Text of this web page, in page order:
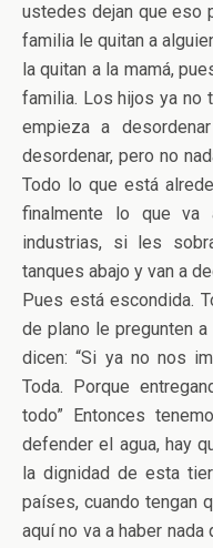
ustedes dejan que eso
familia le quitan a
la quitan a la mamá,
familia. Los hijos ya no
empieza a
desordenar, pero no
Todo lo que está
finalmente lo que va
industrias, si les
tanques abajo y van a
Pues está escondida.
de plano le pregunten
dicen: “Si ya no nos
Toda. Porque
todo” Entonces
defender el agua, hay
la dignidad de esta
países, cuando tengan
aquí no va a haber